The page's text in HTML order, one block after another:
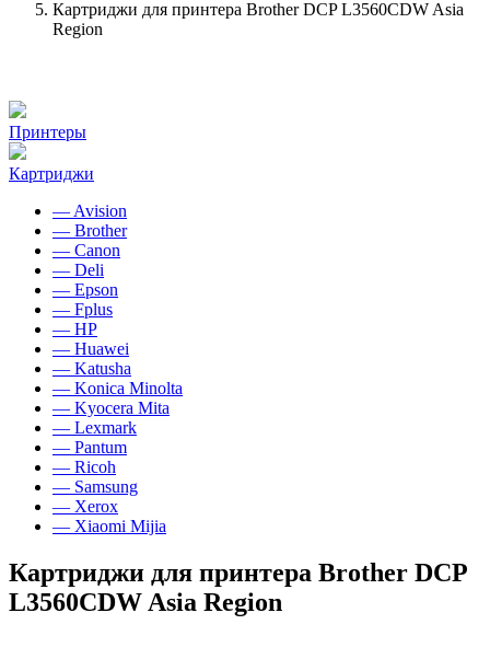
Картриджи для принтера Brother DCP L3560CDW Asia
Region
Принтеры
Картриджи
— Avision
— Brother
— Canon
— Deli
— Epson
— Fplus
— HP
— Huawei
— Katusha
— Konica Minolta
— Kyocera Mita
— Lexmark
— Pantum
— Ricoh
— Samsung
— Xerox
— Xiaomi Mijia
Картриджи для принтера Brother DCP
L3560CDW Asia Region